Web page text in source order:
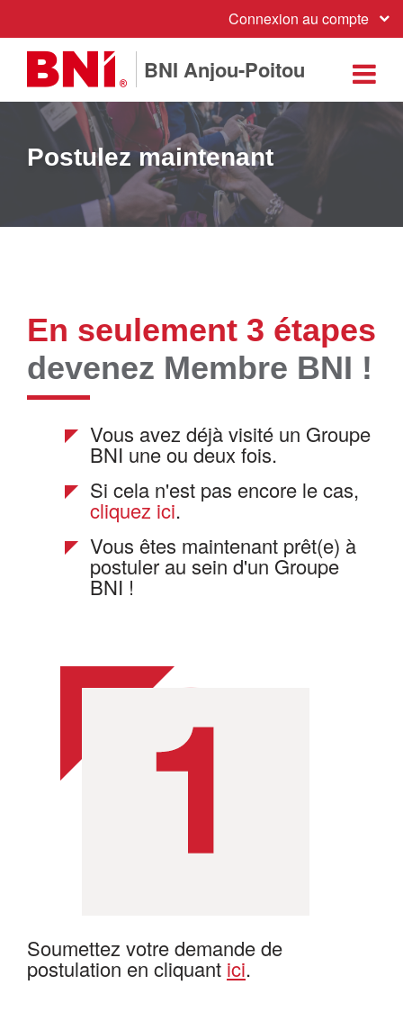
Connexion au compte
BNI Anjou-Poitou
Postulez maintenant
En seulement 3 étapes
devenez Membre BNI !
Vous avez déjà visité un Groupe
BNI une ou deux fois.
Si cela n'est pas encore le cas,
cliquez ici.
Vous êtes maintenant prêt(e) à
postuler au sein d'un Groupe
BNI !
Soumettez votre demande de
postulation en cliquant ici.